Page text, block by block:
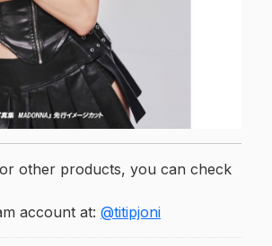
other products, you can check
account at: @titipjoni